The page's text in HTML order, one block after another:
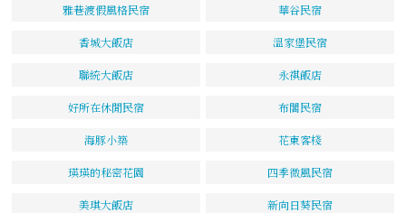
雅巷渡假風格民宿 華谷民宿
香城大飯店 溫家堡民宿
聯統大飯店 永祺飯店
好所在休閒民宿 布閣民宿
海豚小築 花東客棧
瑛瑛的秘密花園 四季微風民宿
美琪大飯店 新向日葵民宿